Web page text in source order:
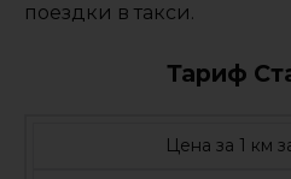
поездки в такси.
Тариф
Цена за 1 км